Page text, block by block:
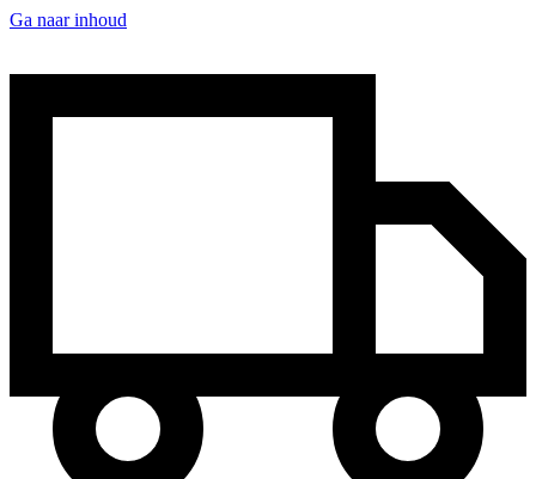
Ga naar inhoud